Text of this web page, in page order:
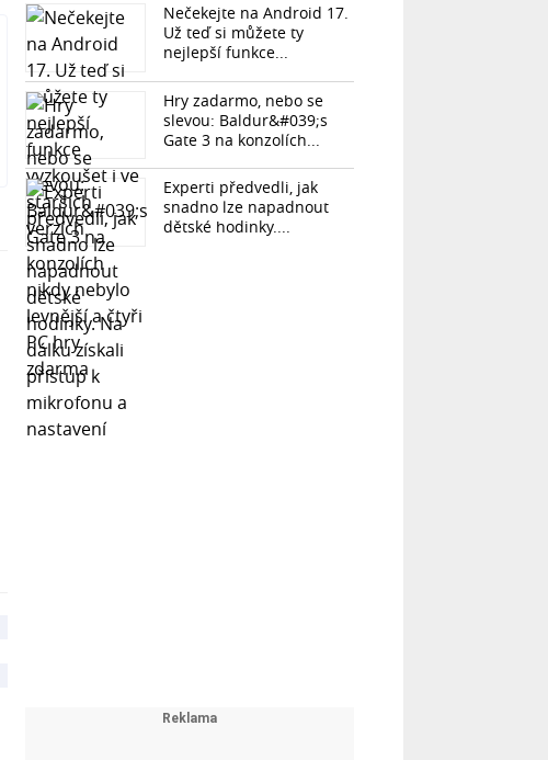
Nečekejte na Android 17.
Už teď si můžete ty
nejlepší funkce...
Hry zadarmo, nebo se
slevou: Baldur&#039;s
Gate 3 na konzolích...
Experti předvedli, jak
snadno lze napadnout
dětské hodinky....